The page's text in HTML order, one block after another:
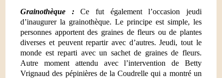
Grainothèque :Ce fut également l’occasion jeudi
d’inaugurer la grainothèque. Le principe est simple, les
personnes apportent des graines de fleurs ou de plantes
diverses et peuvent repartir avec d’autres. Jeudi, tout le
monde est reparti avec un sachet de graines de fleurs.
Autre moment attendu avec l’intervention de Betty
Vrignaud des pépinières de la Coudrelle qui a montré un